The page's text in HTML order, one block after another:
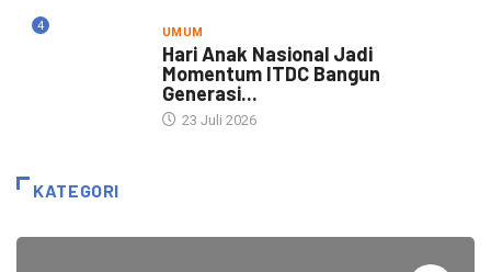
4 UMUM
Hari Anak Nasional Jadi
Momentum ITDC Bangun
Generasi...
23 Juli 2026
KATEGORI